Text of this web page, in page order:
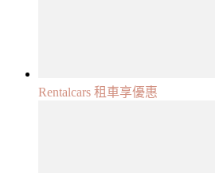
Rentalcars 租車享優惠